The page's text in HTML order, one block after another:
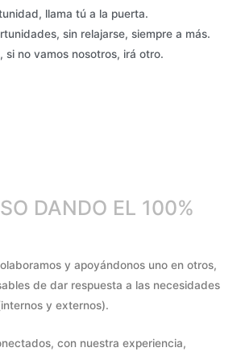
llama tú a la puerta.
sin relajarse, siempre a más.
si no vamos nosotros, irá otro.
DANDO EL 100%
y apoyándonos uno en otros,
de dar respuesta a las necesidades
y externos).
con nuestra experiencia,